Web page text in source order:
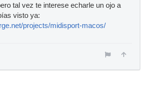
tal vez te interese echarle un ojo a
visto ya:
projects/midisport-macos/